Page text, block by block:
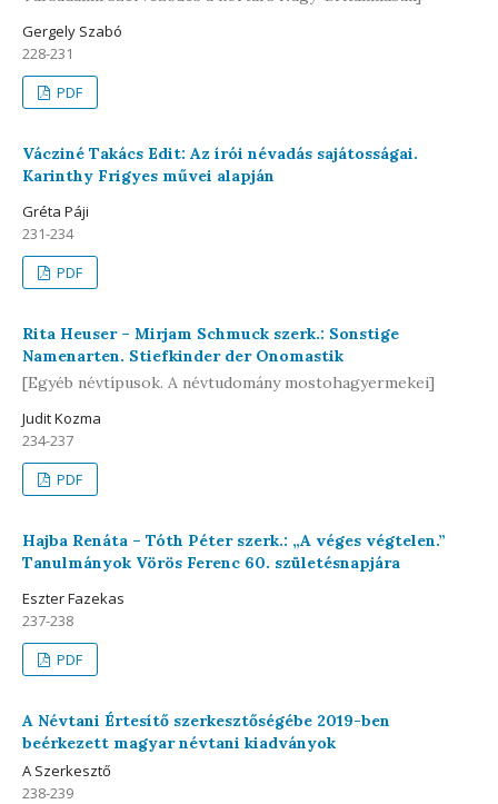
Gergely Szabó
228-231
PDF
Vácziné Takács Edit: Az írói névadás sajátosságai.
Karinthy Frigyes művei alapján
Gréta Páji
231-234
PDF
Rita Heuser – Mirjam Schmuck szerk.: Sonstige
Namenarten. Stiefkinder der Onomastik
[Egyéb névtípusok. A névtudomány mostohagyermekei]
Judit Kozma
234-237
PDF
Hajba Renáta – Tóth Péter szerk.: „A véges végtelen.”
Tanulmányok Vörös Ferenc 60. születésnapjára
Eszter Fazekas
237-238
PDF
A Névtani Értesítő szerkesztőségébe 2019-ben
beérkezett magyar névtani kiadványok
A Szerkesztő
238-239